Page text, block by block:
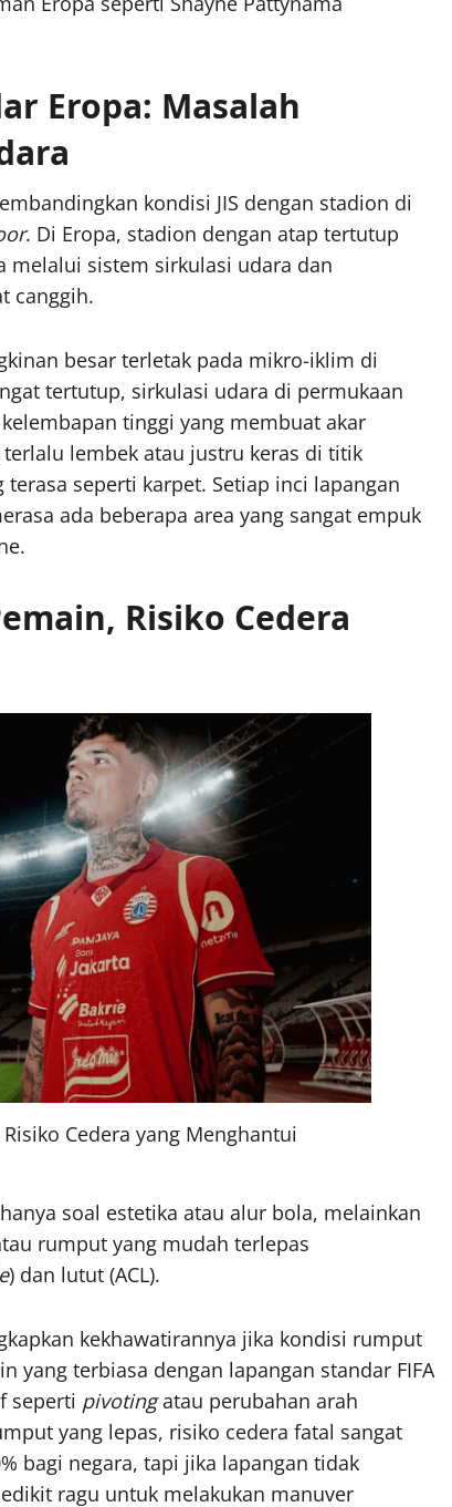
Eropa: Masalah
kondisi JIS dengan stadion di
. Di Eropa, stadion dengan atap tertutup
sistem sirkulasi udara dan
canggih.
besar terletak pada mikro-iklim di
tertutup, sirkulasi udara di permukaan
tinggi yang membuat akar
lembek atau justru keras di titik
seperti karpet. Setiap inci lapangan
ada beberapa area yang sangat empuk
Risiko Cedera
Cedera yang Menghantui
soal estetika atau alur bola, melainkan
rumput yang mudah terlepas
) dan lutut (ACL).
kekhawatirannya jika kondisi rumput
yang terbiasa dengan lapangan standar FIFA
seperti pivotingatau perubahan arah
yang lepas, risiko cedera fatal sangat
bagi negara, tapi jika lapangan tidak
ragu untuk melakukan manuver